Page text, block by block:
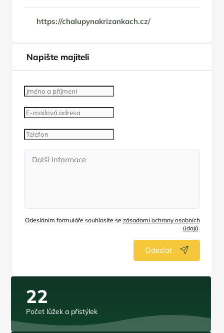
https://chalupynakrizankach.cz/
Napište majiteli
Odesláním formuláře souhlasíte se zásadami ochrany osobních
údajů.
Odeslat
22
Počet lůžek a přistýlek